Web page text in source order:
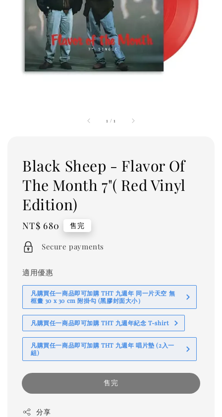
1 /1
Black Sheep - Flavor Of
The Month 7"( Red Vinyl
Edition)
Regular
price
NT$ 680 售完
Secure payments
適用優惠
凡購買任一商品即可加購 THT 九週年 同一片天空 無
框畫 30 x 30 cm 附掛勾 (黑膠封面大小）
凡購買任一商品即可加購 THT 九週年紀念 T-shirt
凡購買任一商品即可加購 THT 九週年 唱片墊 (2入一
組)
售完
分享